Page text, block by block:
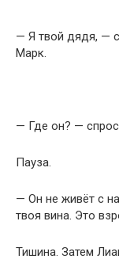
— Я твой дядя, —
Марк.
— Где он? —
Пауза.
— Он не живёт с
твоя вина. Это
Тишина. Затем